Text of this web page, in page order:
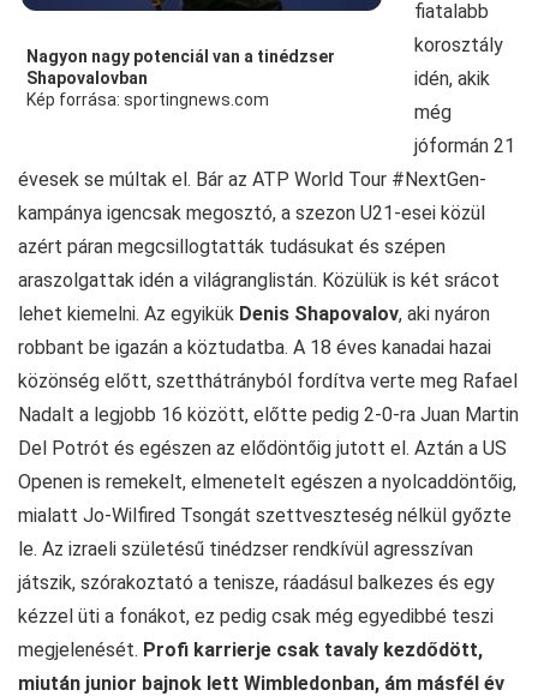
Nagyon nagy potenciál van a tinédzser
Shapovalovban
Kép forrása: sportingnews.com
fiatalabb
korosztály
idén, akik
még
jóformán 21
évesek se múltak el. Bár az ATP World Tour #NextGen-
kampánya igencsak megosztó, a szezon U21-esei közül
azért páran megcsillogtatták tudásukat és szépen
araszolgattak idén a világranglistán. Közülük is két srácot
lehet kiemelni. Az egyikük Denis Shapovalov, aki nyáron
robbant be igazán a köztudatba. A 18 éves kanadai hazai
közönség előtt, szetthátrányból fordítva verte meg Rafael
Nadalt a legjobb 16 között, előtte pedig 2-0-ra Juan Martin
Del Potrót és egészen az elődöntőig jutott el. Aztán a US
Openen is remekelt, elmenetelt egészen a nyolcaddöntőig,
mialatt Jo-Wilfired Tsongát szettveszteség nélkül győzte
le. Az izraeli születésű tinédzser rendkívül agresszívan
játszik, szórakoztató a tenisze, ráadásul balkezes és egy
kézzel üti a fonákot, ez pedig csak még egyedibbé teszi
megjelenését. Profi karrierje csak tavaly kezdődött,
miután junior bajnok lett Wimbledonban, ám másfél év